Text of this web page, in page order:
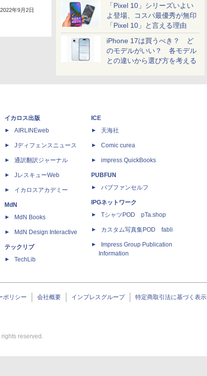
「Pixel 10」シリーズいよい
よ登場、コスパ最優秀が無印
「Pixel 10」と言える理由
iPhone 17は買うべき？ ど
のモデルがいい？ 各モデル
との違いから選び方を考える
2022年9月2日
イカロス出版
AIRLINEweb
Jディフェンスニュース
通訳翻訳ジャーナル
JレスキューWeb
イカロスアカデミー
MdN
MdN Books
MdN Design Interactive
テックリブ
TechLib
ICE
天海社
Comic curea
impress QuickBooks
PUBFUN
パブファンセルフ
IPGネットワーク
TシャツPOD pTa.shop
カスタム写真集POD fabli
Impress Group Publication
Information
ポリシー 会社概要 インプレスグループ 特定商取引法に基づく表示
rights reserved.